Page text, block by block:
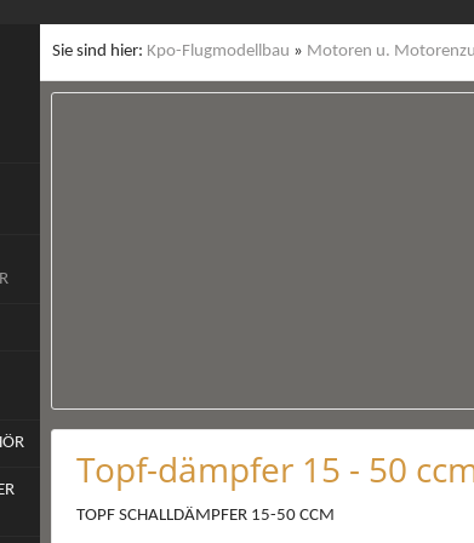
Sie sind hier: Kpo-Flugmodellbau » Motoren u.
Topf-dämpfer 15 - 50
TOPF SCHALLDÄMPFER 15-50 CCM